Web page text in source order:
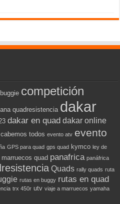
buggie competición
quadresistencia dakar
dakar en quad dakar online
todos evento atv evento
GPS para quad gps quad kymco ley de
marruecos quad panafrica panáfrica
Quads rally quads ruta
rutas en buggy rutas en quad
trx 450r utv viaje a marruecos yamaha